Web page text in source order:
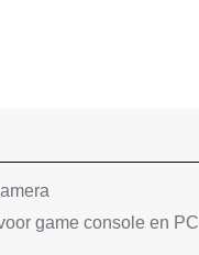
game console en PC